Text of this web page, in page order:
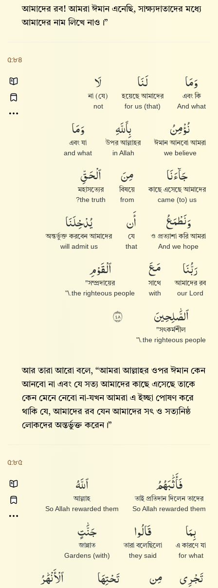
আমাদের রব! আমরা ঈমান এনেছি, সাক্ষ্যদাতাদের মধ্যে
আমাদের নাম লিখে নাও।”
৫:৮৪
وَمَا
এবং কি
And what
لَنَا
হয়েছে আমাদের
for us (that)
لَا
(যে) না
not
نُؤْمِنُ
ঈমান আনবো আমরা
we believe
بِٱللَّهِ
উপর আল্লাহর
in Allah
وَمَا
এবং যা
and what
جَآءَنَا
কাছে এসেছে আমাদের
came (to) us
مِنَ
বিষয়ে
from
ٱلْحَقِّ
মহাসত্যের
the truth?
وَنَطْمَعُ
ও প্রত্যাশা করি আমরা
And we hope
أَن
যে
that
يُدْخِلَنَا
অন্তর্ভুক্ত করবেন আমাদের
will admit us
رَبُّنَا
আমাদের রব
our Lord
مَعَ
সাথে
with
ٱلْقَوْمِ
সম্প্রদায়ের"
the righteous people.\"
ٱلصَّٰلِحِينَ
সৎকর্মশীল"
the righteous people.\"
٨٤
আর তারা আরো বলে, “আমরা আল্লাহর ওপর ঈমান কেন
আনবো না এবং যে সত্য আমাদের কাছে এসেছে তাকে
কেন মেনে নেবো না-যখন আমরা এ ইচ্ছা পোষণ করে
থাকি যে, আমাদের রব যেন আমাদের সৎ ও সত্যনিষ্ঠ
লোকদের অন্তর্ভুক্ত করেন।”
৫:৮৫
فَأَثَٰبَهُمُ
তাই প্রতিদান দিলেন তাদের
So Allah rewarded them
ٱللَّهُ
আল্লাহ
So Allah rewarded them
بِمَا
এ কারণে যা
for what
قَالُوا۟
তারা বলেছিলো
they said
جَنَّٰتٍ
জান্নাত
(with) Gardens
تَجْرِى مِن تَحْتِهَا ٱلْأَنْهَٰرُ